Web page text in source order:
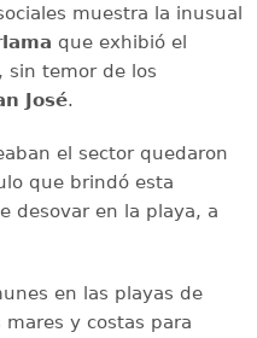
muestra la inusual
que exhibió el
sin temor de los
José.
el sector quedaron
que brindó esta
desovar en la playa, a
en las playas de
y costas para